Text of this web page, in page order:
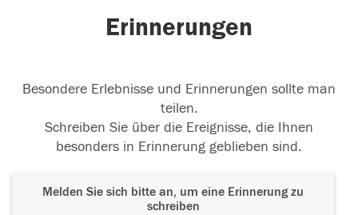
Erinnerungen
Besondere Erlebnisse und Erinnerungen sollte man
teilen.
Schreiben Sie über die Ereignisse, die Ihnen
besonders in Erinnerung geblieben sind.
Melden Sie sich bitte an, um eine Erinnerung zu
schreiben